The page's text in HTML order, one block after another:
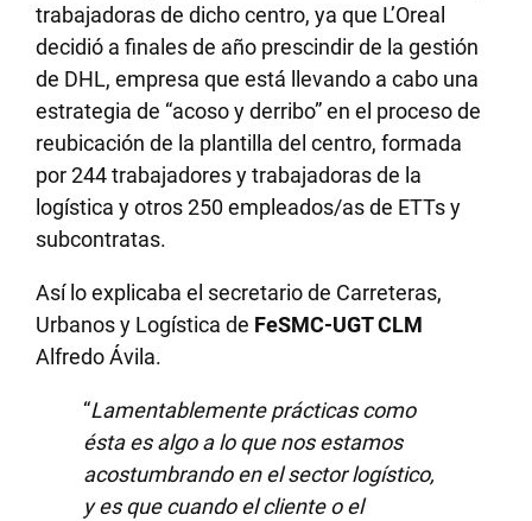
trabajadoras de dicho centro, ya que L’Oreal
decidió a finales de año prescindir de la gestión
de DHL, empresa que está llevando a cabo una
estrategia de “acoso y derribo” en el proceso de
reubicación de la plantilla del centro, formada
por 244 trabajadores y trabajadoras de la
logística y otros 250 empleados/as de ETTs y
subcontratas.
Así lo explicaba el secretario de Carreteras,
Urbanos y Logística de FeSMC-UGT CLM
Alfredo Ávila.
“Lamentablemente prácticas como
ésta es algo a lo que nos estamos
acostumbrando en el sector logístico,
y es que cuando el cliente o el